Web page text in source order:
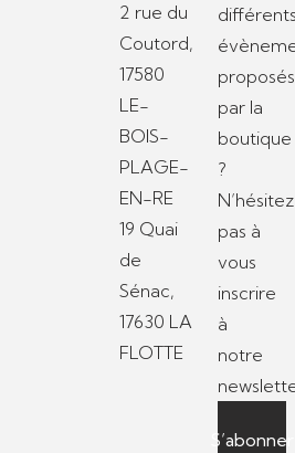
2 rue du
Coutord,
17580
LE-
BOIS-
PLAGE-
EN-RE
19 Quai
de
Sénac,
17630 LA
FLOTTE
proposés
par la
boutique
?
N’hésitez
pas à
vous
inscrire
à
notre
S’abonner